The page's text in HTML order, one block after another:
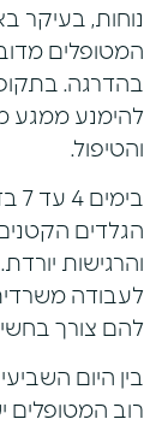
נוחות, בעיקר
המטופלים
בהדרגה.
להימנע ממגע
והטיפול.
הגלדים
והרגישות
לעבודה
להם צורך
בין היום
רוב המטופלים